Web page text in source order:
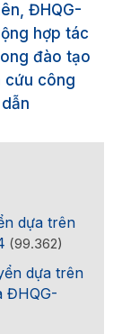
ĐHQG-
hợp tác
đào tạo
cứu công
dựa trên
(99.362)
dựa trên
ĐHQG-